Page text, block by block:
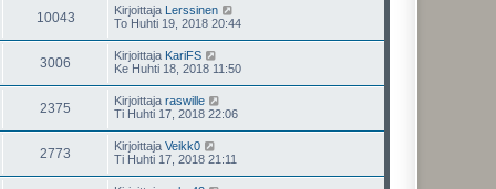
10043 Kirjoittaja Lerssinen
To Huhti 19, 2018 20:44
3006 Kirjoittaja KariFS
Ke Huhti 18, 2018 11:50
2375 Kirjoittaja raswille
Ti Huhti 17, 2018 22:06
2773 Kirjoittaja Veikk0
Ti Huhti 17, 2018 21:11